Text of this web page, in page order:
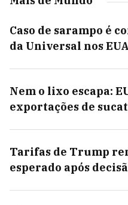
Caso de sarampo é
da Universal nos EUA
Nem o lixo escapa:
exportações de
Tarifas de Trump
esperado após